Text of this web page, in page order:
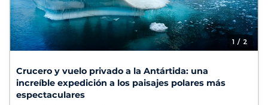
1 / 2
Crucero y vuelo privado a la Antártida: una
increíble expedición a los paisajes polares más
espectaculares